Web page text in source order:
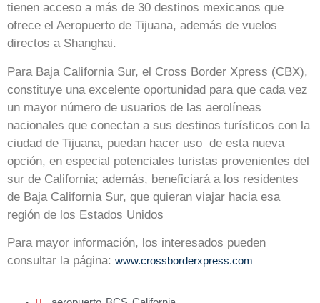
tienen acceso a más de 30 destinos mexicanos que
ofrece el Aeropuerto de Tijuana, además de vuelos
directos a Shanghai.
Para Baja California Sur, el Cross Border Xpress (CBX),
constituye una excelente oportunidad para que cada vez
un mayor número de usuarios de las aerolíneas
nacionales que conectan a sus destinos turísticos con la
ciudad de Tijuana, puedan hacer uso de esta nueva
opción, en especial potenciales turistas provenientes del
sur de California; además, beneficiará a los residentes
de Baja California Sur, que quieran viajar hacia esa
región de los Estados Unidos
Para mayor información, los interesados pueden
consultar la página: www.crossborderxpress.com